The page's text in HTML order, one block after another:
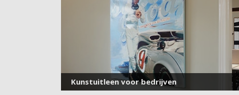
Kunstuitleen voor bedrijven